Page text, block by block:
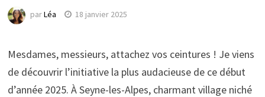
parLéa 18 janvier 2025
Mesdames, messieurs, attachez vos ceintures ! Je viens
de découvrir l’initiative la plus audacieuse de ce début
d’année 2025. À Seyne-les-Alpes, charmant village niché